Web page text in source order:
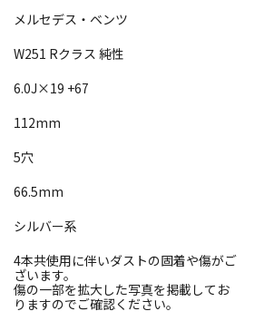
メルセデス・ベンツ
W251 Rクラス 純性
6.0J×19 +67
112mm
5穴
66.5mm
シルバー系
4本共使用に伴いダストの固着や傷がご
ざいます。
傷の一部を拡大した写真を掲載してお
りますのでご確認ください。